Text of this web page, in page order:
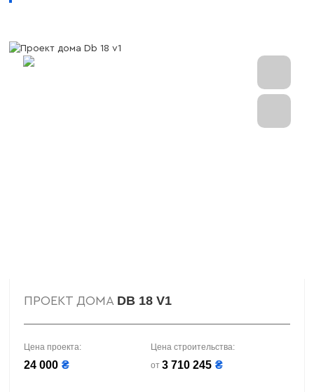
ПРОЕКТ ДОМА DB 18 V1
Цена проекта:
24 000 ₴
Цена строительства:
от 3 710 245 ₴